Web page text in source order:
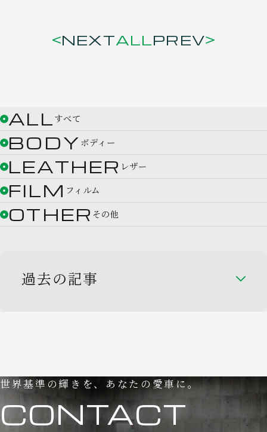
NEXTALLPREV
ALL すべて
BODY ボディー
LEATHER レザー
FILM フィルム
OTHER その他
過去の記事
世界基準の輝きを、あなたの愛車に。
CONTACT